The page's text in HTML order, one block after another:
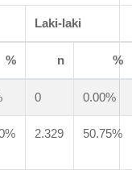
Laki-laki
% n %
0 0.00%
2.329 50.75%